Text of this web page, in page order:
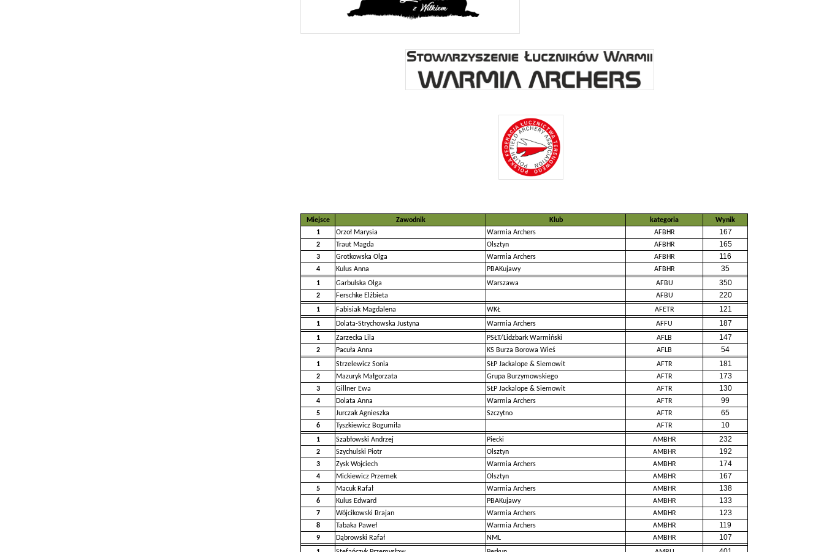
Miejsce Zawodnik Klub kategoria
Wynik
1
Orzoł Marysia Warmia Archers AFBHR 167
2 Traut Magda Olsztyn AFBHR 165
3 Grotkowska Olga Warmia Archers AFBHR 116
4 Kulus Anna PBAKujawy AFBHR 35
1 Garbulska Olga Warszawa AFBU 350
2 Ferschke Elżbieta AFBU 220
1 Fabisiak Magdalena WKŁ AFETR 121
1 Dolata-Strychowska Justyna Warmia Archers AFFU 187
1 Zarzecka Lila PSŁT/Lidzbark Warmiński AFLB 147
2 Pacuła Anna KS Burza Borowa Wieś AFLB 54
1 Strzelewicz Sonia SŁP Jackalope & Siemowit AFTR 181
2 Mazuryk Małgorzata Grupa Burzymowskiego AFTR 173
3 Gillner Ewa SŁP Jackalope & Siemowit AFTR 130
4 Dolata Anna Warmia Archers AFTR 99
5 Jurczak Agnieszka Szczytno AFTR 65
6 Tyszkiewicz Bogumiła AFTR 10
1 Szabłowski Andrzej Piecki AMBHR 232
2 Szychulski Piotr Olsztyn AMBHR 192
3 Zysk Wojciech Warmia Archers AMBHR 174
4 Mickiewicz Przemek Olsztyn AMBHR 167
5 Macuk Rafał Warmia Archers AMBHR 138
6 Kulus Edward PBAKujawy AMBHR 133
7 Wójcikowski Brajan Warmia Archers AMBHR 123
8 Tabaka Paweł Warmia Archers AMBHR 119
9 Dąbrowski Rafał NML AMBHR 107